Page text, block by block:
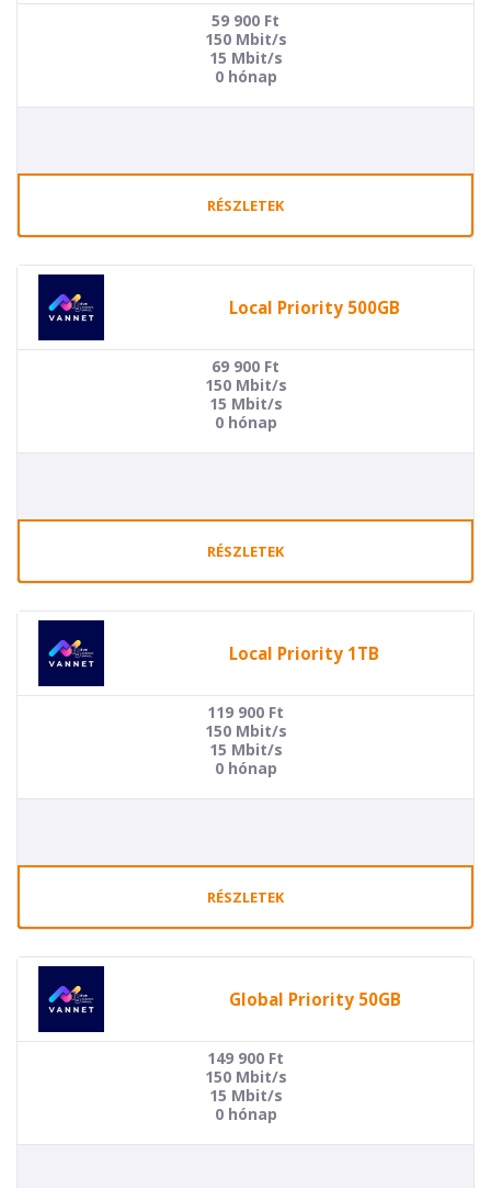
59 900 Ft
150 Mbit/s
15 Mbit/s
0 hónap
RÉSZLETEK
Local Priority 500GB
69 900 Ft
150 Mbit/s
15 Mbit/s
0 hónap
RÉSZLETEK
Local Priority 1TB
119 900 Ft
150 Mbit/s
15 Mbit/s
0 hónap
RÉSZLETEK
Global Priority 50GB
149 900 Ft
150 Mbit/s
15 Mbit/s
0 hónap